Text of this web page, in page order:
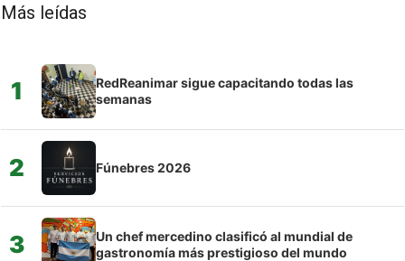
Más leídas
1
RedReanimar sigue capacitando todas las
semanas
2 Fúnebres 2026
3
Un chef mercedino clasificó al mundial de
gastronomía más prestigioso del mundo